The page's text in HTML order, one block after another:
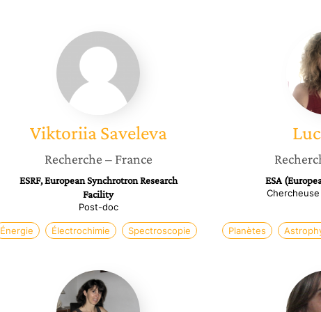
Viktoriia
Saveleva
Viktoriia Saveleva
Recherche – France
ESRF, European Synchrotron Research
Facility
Post-doc
Énergie Électrochimie Spectroscopie
ESA
Planètes
Delphine-
Claire
Bosch